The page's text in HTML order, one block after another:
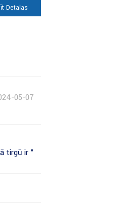
Detaļas
05-07
tirgū ir "